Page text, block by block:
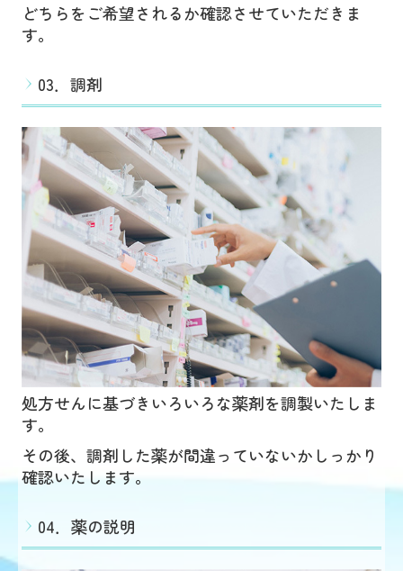
どちらをご希望されるか確認させていただきま
す。
03．調剤
処方せんに基づきいろいろな薬剤を調製いたしま
す。
その後、調剤した薬が間違っていないかしっかり
確認いたします。
04．薬の説明